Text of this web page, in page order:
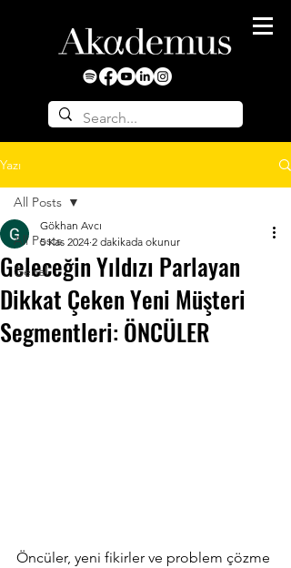
Yazı
All Posts
Genel
All Posts
Geleceğin Yıldızı Parlayan
Dikkat Çeken Yeni Müşteri
Segmentleri: ÖNCÜLER
Gökhan Avcı
5 Kas 2024 2 dakikada okunur
Öncüler, yeni fikirler ve problem çözme